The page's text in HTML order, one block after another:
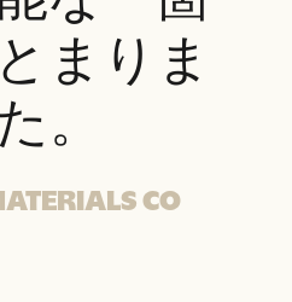
まりま
。
CO